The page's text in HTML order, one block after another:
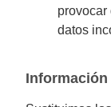
provocar
datos
Información